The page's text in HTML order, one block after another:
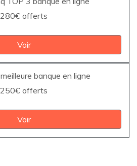
280€ offerts
Voir
250€ offerts
Voir